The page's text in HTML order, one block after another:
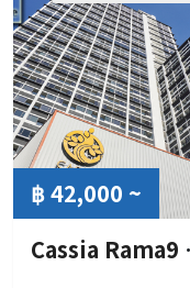
฿ 42,000 ~